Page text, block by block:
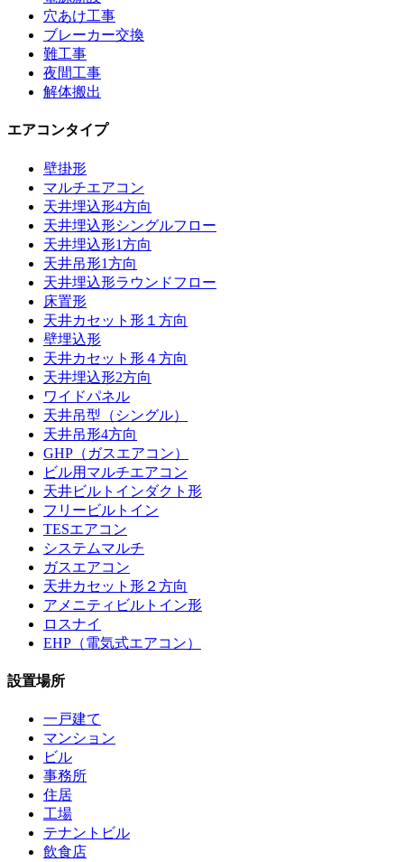
穴あけ工事
ブレーカー交換
難工事
夜間工事
解体搬出
エアコンタイプ
壁掛形
マルチエアコン
天井埋込形4方向
天井埋込形シングルフロー
天井埋込形1方向
天井吊形1方向
天井埋込形ラウンドフロー
床置形
天井カセット形１方向
壁埋込形
天井カセット形４方向
天井埋込形2方向
ワイドパネル
天井吊型（シングル）
天井吊形4方向
GHP（ガスエアコン）
ビル用マルチエアコン
天井ビルトインダクト形
フリービルトイン
TESエアコン
システムマルチ
ガスエアコン
天井カセット形２方向
アメニティビルトイン形
ロスナイ
EHP（電気式エアコン）
設置場所
一戸建て
マンション
ビル
事務所
住居
工場
テナントビル
飲食店